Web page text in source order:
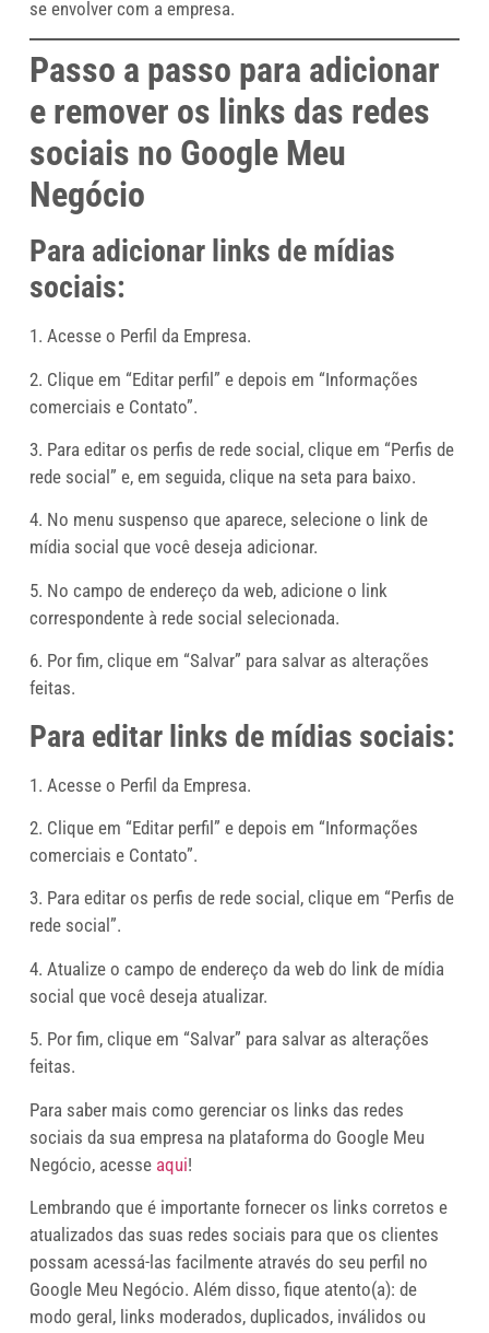
se envolver com a empresa.
Passo a passo para adicionar
e remover os links das redes
sociais no Google Meu
Negócio
Para adicionar links de mídias
sociais:
1. Acesse o Perfil da Empresa.
2. Clique em “Editar perfil” e depois em “Informações
comerciais e Contato”.
3. Para editar os perfis de rede social, clique em “Perfis de
rede social” e, em seguida, clique na seta para baixo.
4. No menu suspenso que aparece, selecione o link de
mídia social que você deseja adicionar.
5. No campo de endereço da web, adicione o link
correspondente à rede social selecionada.
6. Por fim, clique em “Salvar” para salvar as alterações
feitas.
Para editar links de mídias sociais:
1. Acesse o Perfil da Empresa.
2. Clique em “Editar perfil” e depois em “Informações
comerciais e Contato”.
3. Para editar os perfis de rede social, clique em “Perfis de
rede social”.
4. Atualize o campo de endereço da web do link de mídia
social que você deseja atualizar.
5. Por fim, clique em “Salvar” para salvar as alterações
feitas.
Para saber mais como gerenciar os links das redes
sociais da sua empresa na plataforma do Google Meu
Negócio, acesse aqui!
Lembrando que é importante fornecer os links corretos e
atualizados das suas redes sociais para que os clientes
possam acessá-las facilmente através do seu perfil no
Google Meu Negócio. Além disso, fique atento(a): de
modo geral, links moderados, duplicados, inválidos ou